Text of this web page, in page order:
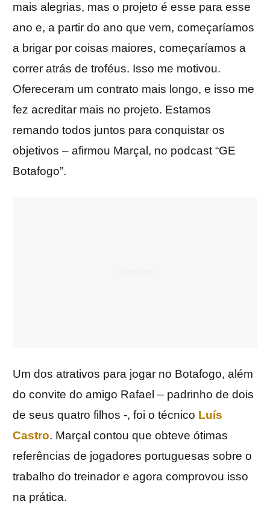
mais alegrias, mas o projeto é esse para esse
ano e, a partir do ano que vem, começaríamos
a brigar por coisas maiores, começaríamos a
correr atrás de troféus. Isso me motivou.
Ofereceram um contrato mais longo, e isso me
fez acreditar mais no projeto. Estamos
remando todos juntos para conquistar os
objetivos – afirmou Marçal, no podcast “GE
Botafogo”.
Um dos atrativos para jogar no Botafogo, além
do convite do amigo Rafael – padrinho de dois
de seus quatro filhos -, foi o técnico Luís
Castro. Marçal contou que obteve ótimas
referências de jogadores portuguesas sobre o
trabalho do treinador e agora comprovou isso
na prática.